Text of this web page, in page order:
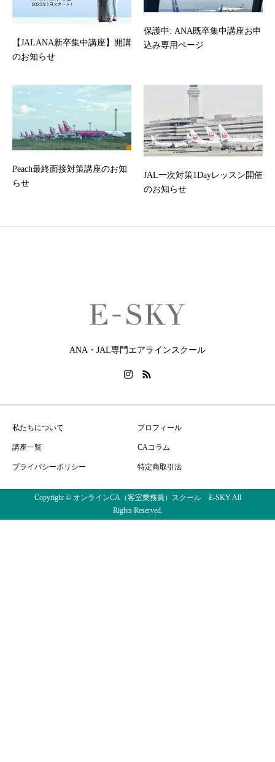
【JALANA新卒集中講座】開講
のお知らせ
保護中: ANA既卒集中講座お申
込み専用ページ
Peach最終面接対策講座のお知
らせ
JAL一次対策1Dayレッスン開催
のお知らせ
ANA・JAL専門エアラインスクール
私たちについて プロフィール
講座一覧 CAコラム
プライバシーポリシー 特定商取引法
Copyright © オンラインCA（客室乗務員）スクール E-SKY All
Rights Reserved.